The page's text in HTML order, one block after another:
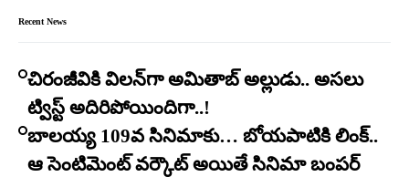
Recent News
చిరంజీవికి విలన్‌గా అమితాబ్ అల్లుడు.. అసలు
ట్విస్ట్ అదిరిపోయిందిగా..!
బాలయ్య 109వ సినిమాకు… బోయపాటికి లింక్..
ఆ సెంటిమెంట్ వర్కౌట్ అయితే సినిమా బంపర్